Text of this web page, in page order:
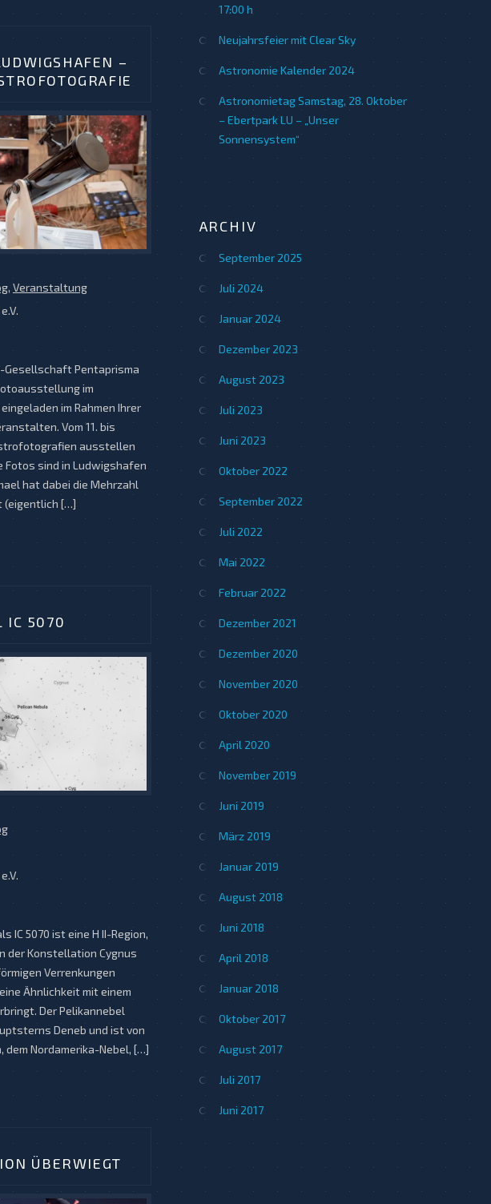
–
, Veranstaltung
Gesellschaft Pentaprisma
im
im Rahmen Ihrer
Vom 11. bis
ausstellen
Fotos sind in Ludwigshafen
hat dabei die Mehrzahl
(eigentlich […]
IC 5070
IC 5070 ist eine H II-Region,
der Konstellation Cygnus
Verrenkungen
Ähnlichkeit mit einem
Der Pelikannebel
Deneb und ist von
dem Nordamerika-Nebel, […]
ÜBERWIEGT
17:00 h
Neujahrsfeier mit Clear Sky
Astronomie Kalender 2024
Astronomietag Samstag, 28. Oktober
– Ebertpark LU – „Unser
Sonnensystem“
ARCHIV
September 2025
Juli 2024
Januar 2024
Dezember 2023
August 2023
Juli 2023
Juni 2023
Oktober 2022
September 2022
Juli 2022
Mai 2022
Februar 2022
Dezember 2021
Dezember 2020
November 2020
Oktober 2020
April 2020
November 2019
Juni 2019
März 2019
Januar 2019
August 2018
Juni 2018
April 2018
Januar 2018
Oktober 2017
August 2017
Juli 2017
Juni 2017